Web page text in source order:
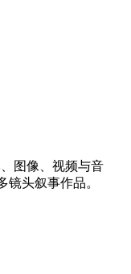
图像、视频与音
头叙事作品。